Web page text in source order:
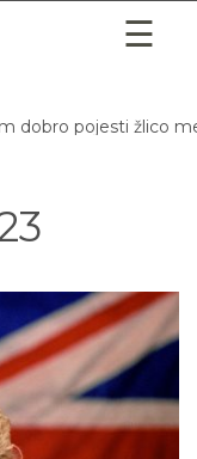
dobro pojesti žlico